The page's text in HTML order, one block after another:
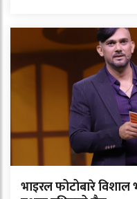
भाइरल फोटोबारे